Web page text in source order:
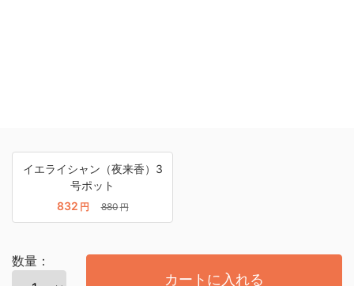
イエライシャン（夜来香）3
号ポット
832 円 880円
数量：
カートに入れる